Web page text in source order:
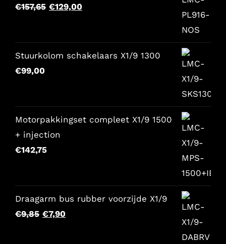
€157,65 Il
era:
€129,00Il
è:
Stuurkolom schakelaars X1/9 1300
€99,00
Motorpakkingset compleet X1/9 1500
+ injection
€142,75
Draagarm bus rubber voorzijde X1/9
€9,85 Il
€7,90Il